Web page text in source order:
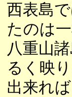
西表島
たのは
八重山
るく映り
出来れ